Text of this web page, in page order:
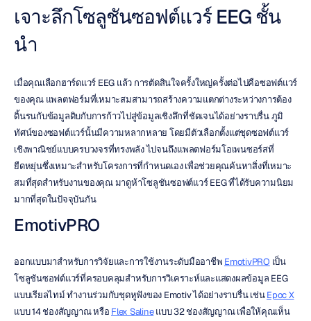
เจาะลึกโซลูชันซอฟต์แวร์ EEG ชั้น
นำ
เมื่อคุณเลือกฮาร์ดแวร์ EEG แล้ว การตัดสินใจครั้งใหญ่ครั้งต่อไปคือซอฟต์แวร์
ของคุณ แพลตฟอร์มที่เหมาะสมสามารถสร้างความแตกต่างระหว่างการต้อง
ดิ้นรนกับข้อมูลดิบกับการก้าวไปสู่ข้อมูลเชิงลึกที่ชัดเจนได้อย่างราบรื่น ภูมิ
ทัศน์ของซอฟต์แวร์นั้นมีความหลากหลาย โดยมีตัวเลือกตั้งแต่ชุดซอฟต์แวร์
เชิงพาณิชย์แบบครบวงจรที่ทรงพลัง ไปจนถึงแพลตฟอร์มโอเพนซอร์สที่
ยืดหยุ่นซึ่งเหมาะสำหรับโครงการที่กำหนดเอง เพื่อช่วยคุณค้นหาสิ่งที่เหมาะ
สมที่สุดสำหรับงานของคุณ มาดูห้าโซลูชันซอฟต์แวร์ EEG ที่ได้รับความนิยม
มากที่สุดในปัจจุบันกัน
EmotivPRO
ออกแบบมาสำหรับการวิจัยและการใช้งานระดับมืออาชีพ EmotivPRO เป็น
โซลูชันซอฟต์แวร์ที่ครอบคลุมสำหรับการวิเคราะห์และแสดงผลข้อมูล EEG
แบบเรียลไทม์ ทำงานร่วมกับชุดหูฟังของ Emotiv ได้อย่างราบรื่น เช่น Epoc X
แบบ 14 ช่องสัญญาณ หรือ Flex Saline แบบ 32 ช่องสัญญาณ เพื่อให้คุณเห็น